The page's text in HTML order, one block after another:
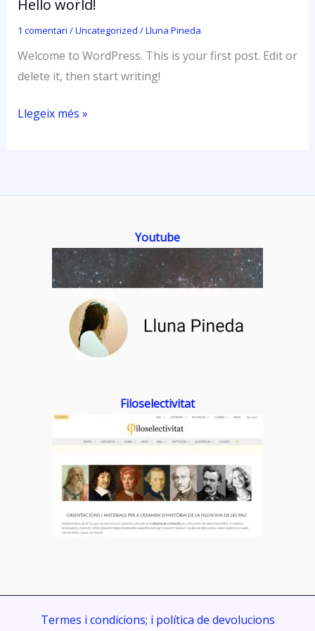
Hello world!
1 comentari /Uncategorized /Lluna Pineda
Welcome to WordPress. This is your first post. Edit or
delete it, then start writing!
Hello
Llegeix més »
Youtube
Filoselectivitat
Termes i condicions; i política de devolucions